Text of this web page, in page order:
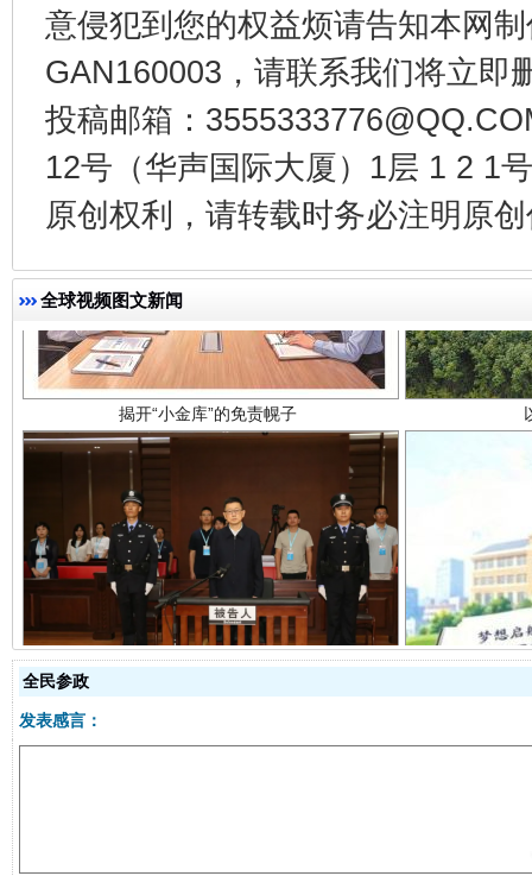
意侵犯到您的权益烦请告知本网
GAN160003，请联系我们将立即
投稿邮箱：
12号（华声国际大厦）1层 1 2 1
原创权利，请转载时务必注明原
全球视频图文新闻
受贿1.44亿！段成刚被判无期 从幼
全民参政
发表感言：